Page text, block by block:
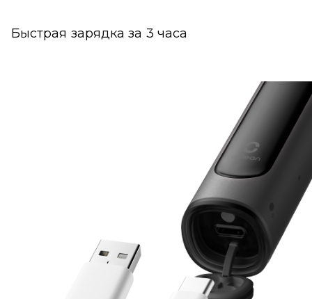
Быстрая зарядка за 3 часа